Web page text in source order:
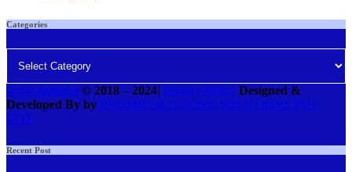
Categories
www.rojdin.in © 2018 – 2024| Privacy Policy Designed &
Developed By by PRISMHUB ONLINE SOLUTIONS PVT.
LTD.
Recent Post